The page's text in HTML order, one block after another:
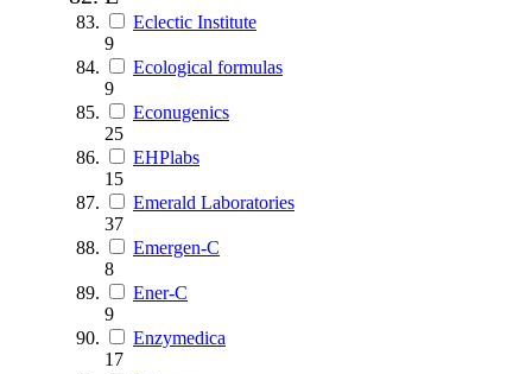
Eclectic Institute
9
Ecological formulas
9
Econugenics
25
EHPlabs
15
Emerald Laboratories
37
Emergen-C
8
Ener-C
9
Enzymedica
17